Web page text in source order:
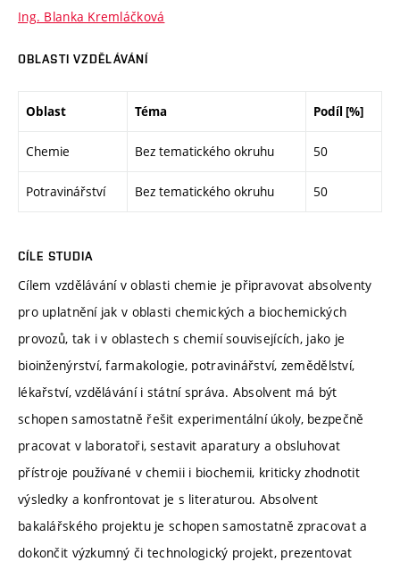
Ing. Blanka Kremláčková
OBLASTI VZDĚLÁVÁNÍ
Oblast Téma Podíl [%]
Chemie Bez tematického okruhu 50
Potravinářství Bez tematického okruhu 50
CÍLE STUDIA
Cílem vzdělávání v oblasti chemie je připravovat absolventy
pro uplatnění jak v oblasti chemických a biochemických
provozů, tak i v oblastech s chemií souvisejících, jako je
bioinženýrství, farmakologie, potravinářství, zemědělství,
lékařství, vzdělávání i státní správa. Absolvent má být
schopen samostatně řešit experimentální úkoly, bezpečně
pracovat v laboratoři, sestavit aparatury a obsluhovat
přístroje používané v chemii i biochemii, kriticky zhodnotit
výsledky a konfrontovat je s literaturou. Absolvent
bakalářského projektu je schopen samostatně zpracovat a
dokončit výzkumný či technologický projekt, prezentovat